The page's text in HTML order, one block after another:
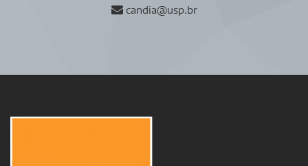
candia@usp.br